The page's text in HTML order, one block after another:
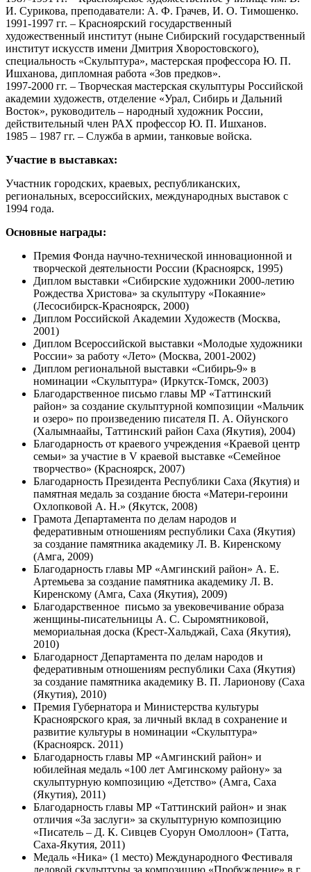
И. Сурикова, преподаватели: А. Ф. Грачев, И. О. Тимошенко.
1991-1997 гг. – Красноярский государственный
художественный институт (ныне Сибирский государственный
институт искусств имени Дмитрия Хворостовского),
специальность «Скульптура», мастерская профессора Ю. П.
Ишханова, дипломная работа «Зов предков».
1997-2000 гг. – Творческая мастерская скульптуры Российской
академии художеств, отделение «Урал, Сибирь и Дальний
Восток», руководитель – народный художник России,
действительный член РАХ профессор Ю. П. Ишханов.
1985 – 1987 гг. – Служба в армии, танковые войска.
Участие в выставках:
Участник городских, краевых, республиканских,
региональных, всероссийских, международных выставок с
1994 года.
Основные награды:
Премия Фонда научно-технической инновационной и
творческой деятельности России (Красноярск, 1995)
Диплом выставки «Сибирские художники 2000-летию
Рождества Христова» за скульптуру «Покаяние»
(Лесосибирск-Красноярск, 2000)
Диплом Российской Академии Художеств (Москва,
2001)
Диплом Всероссийской выставки «Молодые художники
России» за работу «Лето» (Москва, 2001-2002)
Диплом региональной выставки «Сибирь-9» в
номинации «Скульптура» (Иркутск-Томск, 2003)
Благодарственное письмо главы МР «Таттинский
район» за создание скульптурной композиции «Мальчик
и озеро» по произведению писателя П. А. Ойунского
(Халымнаайы, Таттинский район Саха (Якутия), 2004)
Благодарность от краевого учреждения «Краевой центр
семьи» за участие в V краевой выставке «Семейное
творчество» (Красноярск, 2007)
Благодарность Президента Республики Саха (Якутия) и
памятная медаль за создание бюста «Матери-героини
Охлопковой А. Н.» (Якутск, 2008)
Грамота Департамента по делам народов и
федеративным отношениям республики Саха (Якутия)
за создание памятника академику Л. В. Киренскому
(Амга, 2009)
Благодарность главы МР «Амгинский район» А. Е.
Артемьева за создание памятника академику Л. В.
Киренскому (Амга, Саха (Якутия), 2009)
Благодарственное письмо за увековечивание образа
женщины-писательницы А. С. Сыромятниковой,
мемориальная доска (Крест-Хальджай, Саха (Якутия),
2010)
Благодарност Департамента по делам народов и
федеративным отношениям республики Саха (Якутия)
за создание памятника академику В. П. Ларионову (Саха
(Якутия), 2010)
Премия Губернатора и Министерства культуры
Красноярского края, за личный вклад в сохранение и
развитие культуры в номинации «Скульптура»
(Красноярск. 2011)
Благодарность главы МР «Амгинский район» и
юбилейная медаль «100 лет Амгинскому району» за
скульптурную композицию «Детство» (Амга, Саха
(Якутия), 2011)
Благодарность главы МР «Таттинский район» и знак
отличия «За заслуги» за скульптурную композицию
«Писатель – Д. К. Сивцев Суорун Омоллоон» (Татта,
Саха-Якутия, 2011)
Медаль «Ника» (1 место) Международного Фестиваля
ледовой скульптуры за композицию «Пробуждение» в г.